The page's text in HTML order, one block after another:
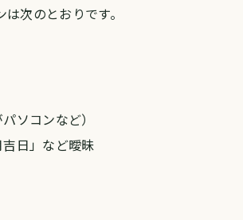
次のとおりです。
ソコンなど）
日」など曖昧